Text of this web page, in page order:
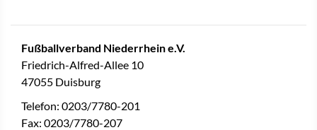
Fußballverband Niederrhein e.V.
Friedrich-Alfred-Allee 10
47055 Duisburg
Telefon: 0203/7780-201
Fax: 0203/7780-207